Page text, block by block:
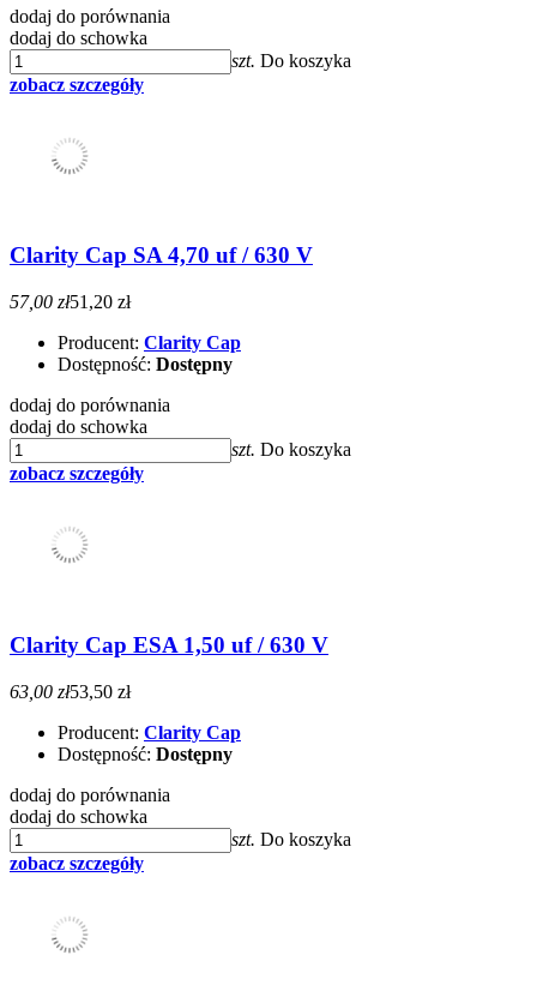
dodaj do porównania
dodaj do schowka
szt. Do koszyka
zobacz szczegóły
Clarity Cap SA 4,70 uf / 630 V
57,00 zł51,20 zł
Producent: Clarity Cap
Dostępność: Dostępny
dodaj do porównania
dodaj do schowka
szt. Do koszyka
zobacz szczegóły
Clarity Cap ESA 1,50 uf / 630 V
63,00 zł53,50 zł
Producent: Clarity Cap
Dostępność: Dostępny
dodaj do porównania
dodaj do schowka
szt. Do koszyka
zobacz szczegóły